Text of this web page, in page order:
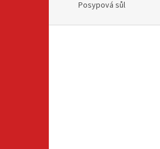
Posypová sůl